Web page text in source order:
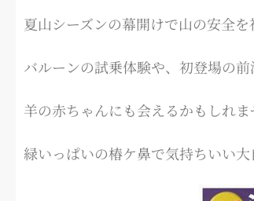
夏山シーズンの幕開けで山の安全
バルーンの試乗体験や、初登場の
羊の赤ちゃんにも会えるかもしれ
緑いっぱいの椿ケ鼻で気持ちいい